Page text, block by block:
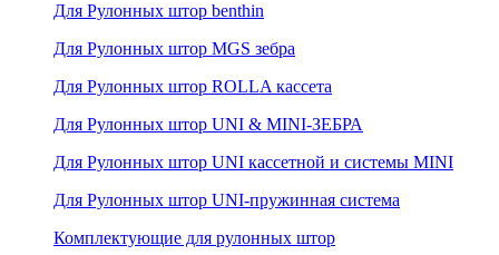
Для Рулонных штор benthin
Для Рулонных штор MGS зебра
Для Рулонных штор ROLLA кассета
Для Рулонных штор UNI & MINI-ЗЕБРА
Для Рулонных штор UNI кассетной и системы MINI
Для Рулонных штор UNI-пружинная система
Комплектующие для рулонных штор